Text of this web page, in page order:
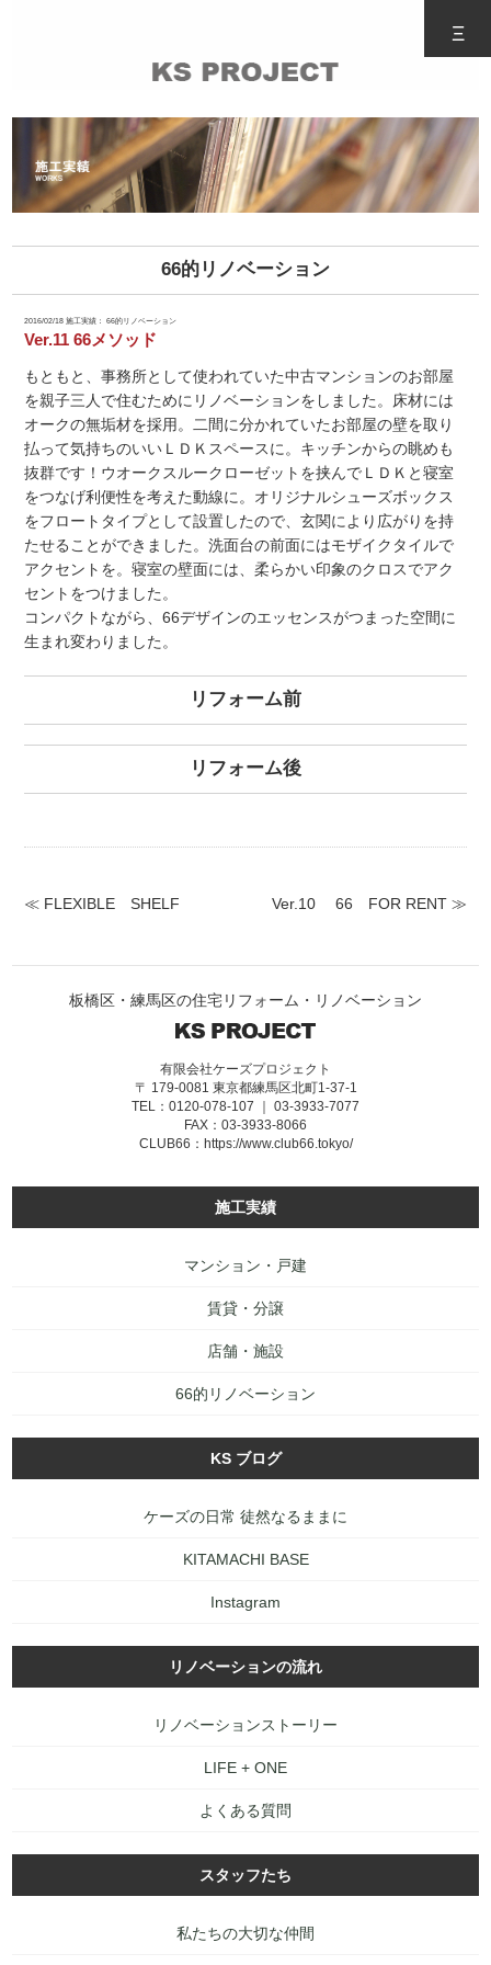
Ξ
66的リノベーション
2016/02/18施工実績： 66的リノベーション
Ver.11 66メソッド
もともと、事務所として使われていた中古マンションのお部屋
を親子三人で住むためにリノベーションをしました。床材には
オークの無垢材を採用。二間に分かれていたお部屋の壁を取り
払って気持ちのいいＬＤＫスペースに。キッチンからの眺めも
抜群です！ウオークスルークローゼットを挟んでＬＤＫと寝室
をつなげ利便性を考えた動線に。オリジナルシューズボックス
をフロートタイプとして設置したので、玄関により広がりを持
たせることができました。洗面台の前面にはモザイクタイルで
アクセントを。寝室の壁面には、柔らかい印象のクロスでアク
セントをつけました。
コンパクトながら、66デザインのエッセンスがつまった空間に
生まれ変わりました。
リフォーム前
リフォーム後
Ver.10 66 FOR RENT ≫
≪ FLEXIBLE SHELF
板橋区・練馬区の住宅リフォーム・リノベーション
有限会社ケーズプロジェクト
〒 179-0081 東京都練馬区北町1-37-1
TEL：0120-078-107 ｜ 03-3933-7077
FAX：03-3933-8066
CLUB66： https://www.club66.tokyo/
施工実績
マンション・戸建
賃貸・分譲
店舗・施設
66的リノベーション
KS ブログ
ケーズの日常 徒然なるままに
KITAMACHI BASE
Instagram
リノベーションの流れ
リノベーションストーリー
LIFE + ONE
よくある質問
スタッフたち
私たちの大切な仲間